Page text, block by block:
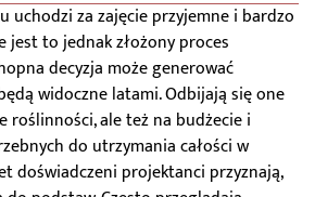
uchodzi za zajęcie przyjemne i bardzo
jest to jednak złożony proces
decyzja może generować
widoczne latami. Odbijają się one
roślinności, ale też na budżecie i
do utrzymania całości w
doświadczeni projektanci przyznają,